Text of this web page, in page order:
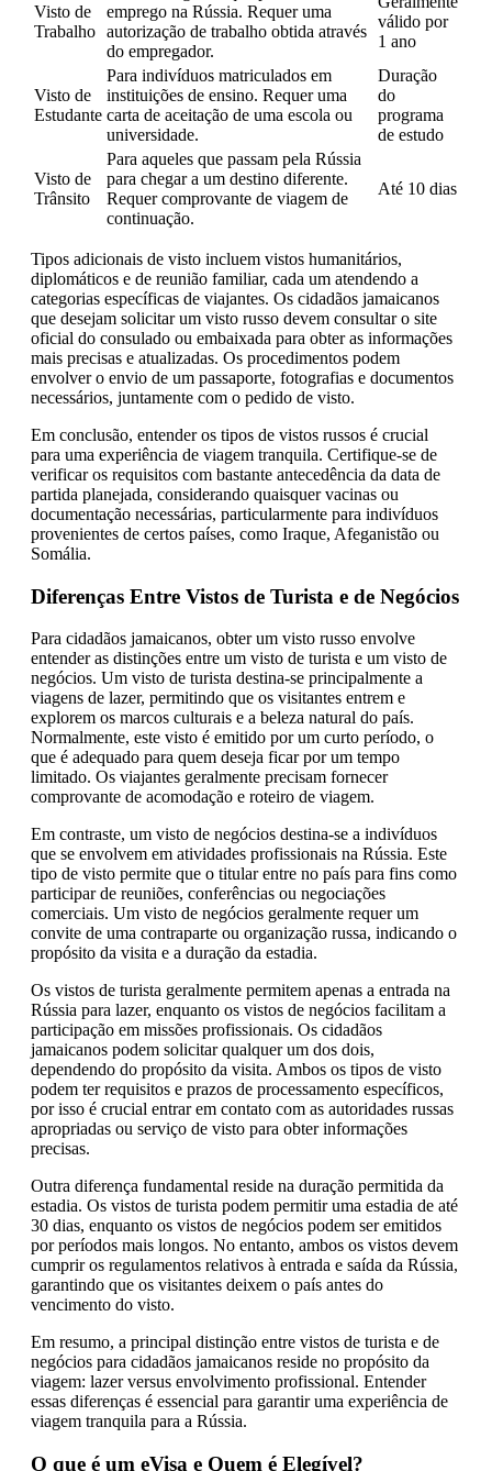
Visto de
Trabalho
emprego na Rússia. Requer uma
autorização de trabalho obtida através
do empregador.
válido por
1 ano
Visto de
Estudante
Para indivíduos matriculados em
instituições de ensino. Requer uma
carta de aceitação de uma escola ou
universidade.
Duração
do
programa
de estudo
Visto de
Trânsito
Para aqueles que passam pela Rússia
para chegar a um destino diferente.
Requer comprovante de viagem de
continuação.
Até 10 dias
Tipos adicionais de visto incluem vistos humanitários,
diplomáticos e de reunião familiar, cada um atendendo a
categorias específicas de viajantes. Os cidadãos jamaicanos
que desejam solicitar um visto russo devem consultar o site
oficial do consulado ou embaixada para obter as informações
mais precisas e atualizadas. Os procedimentos podem
envolver o envio de um passaporte, fotografias e documentos
necessários, juntamente com o pedido de visto.
Em conclusão, entender os tipos de vistos russos é crucial
para uma experiência de viagem tranquila. Certifique-se de
verificar os requisitos com bastante antecedência da data de
partida planejada, considerando quaisquer vacinas ou
documentação necessárias, particularmente para indivíduos
provenientes de certos países, como Iraque, Afeganistão ou
Somália.
Diferenças Entre Vistos de Turista e de Negócios
Para cidadãos jamaicanos, obter um visto russo envolve
entender as distinções entre um visto de turista e um visto de
negócios. Um visto de turista destina-se principalmente a
viagens de lazer, permitindo que os visitantes entrem e
explorem os marcos culturais e a beleza natural do país.
Normalmente, este visto é emitido por um curto período, o
que é adequado para quem deseja ficar por um tempo
limitado. Os viajantes geralmente precisam fornecer
comprovante de acomodação e roteiro de viagem.
Em contraste, um visto de negócios destina-se a indivíduos
que se envolvem em atividades profissionais na Rússia. Este
tipo de visto permite que o titular entre no país para fins como
participar de reuniões, conferências ou negociações
comerciais. Um visto de negócios geralmente requer um
convite de uma contraparte ou organização russa, indicando o
propósito da visita e a duração da estadia.
Os vistos de turista geralmente permitem apenas a entrada na
Rússia para lazer, enquanto os vistos de negócios facilitam a
participação em missões profissionais. Os cidadãos
jamaicanos podem solicitar qualquer um dos dois,
dependendo do propósito da visita. Ambos os tipos de visto
podem ter requisitos e prazos de processamento específicos,
por isso é crucial entrar em contato com as autoridades russas
apropriadas ou serviço de visto para obter informações
precisas.
Outra diferença fundamental reside na duração permitida da
estadia. Os vistos de turista podem permitir uma estadia de até
30 dias, enquanto os vistos de negócios podem ser emitidos
por períodos mais longos. No entanto, ambos os vistos devem
cumprir os regulamentos relativos à entrada e saída da Rússia,
garantindo que os visitantes deixem o país antes do
vencimento do visto.
Em resumo, a principal distinção entre vistos de turista e de
negócios para cidadãos jamaicanos reside no propósito da
viagem: lazer versus envolvimento profissional. Entender
essas diferenças é essencial para garantir uma experiência de
viagem tranquila para a Rússia.
O que é um eVisa e Quem é Elegível?